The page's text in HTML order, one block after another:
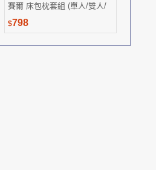
賽爾 床包枕套組 (單人/雙人/
加大 均一價 )
$798